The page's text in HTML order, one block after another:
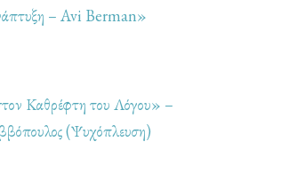
– Avi Berman»
Καθρέφτη του Λόγου» –
(Ψυχόπλευση)